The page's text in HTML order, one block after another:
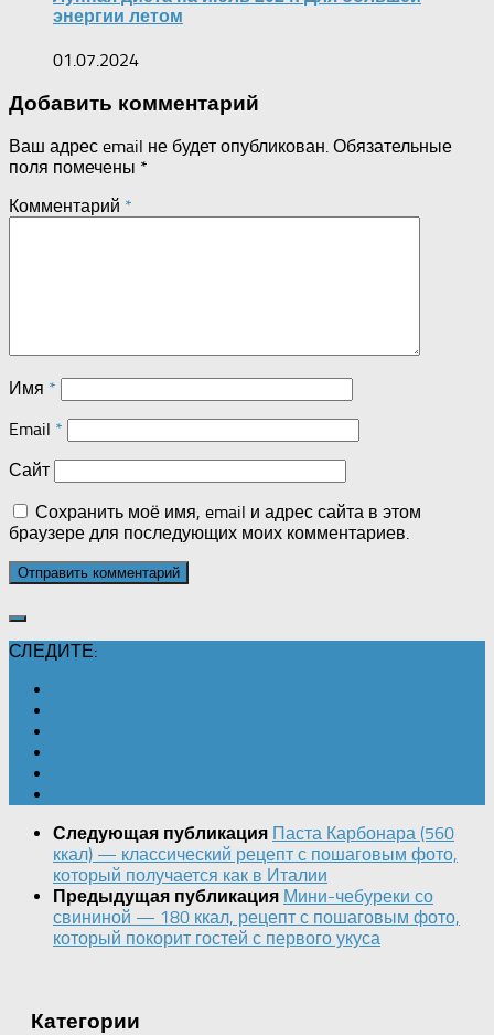
энергии летом
01.07.2024
Добавить комментарий
Ваш адрес email не будет опубликован. Обязательные
поля помечены *
Комментарий *
Имя *
Email *
Сайт
Сохранить моё имя, email и адрес сайта в этом
браузере для последующих моих комментариев.
СЛЕДИТЕ:
Следующая публикация Паста Карбонара (560
ккал) — классический рецепт с пошаговым фото,
который получается как в Италии
Предыдущая публикация Мини-чебуреки со
свининой — 180 ккал, рецепт с пошаговым фото,
который покорит гостей с первого укуса
Категории